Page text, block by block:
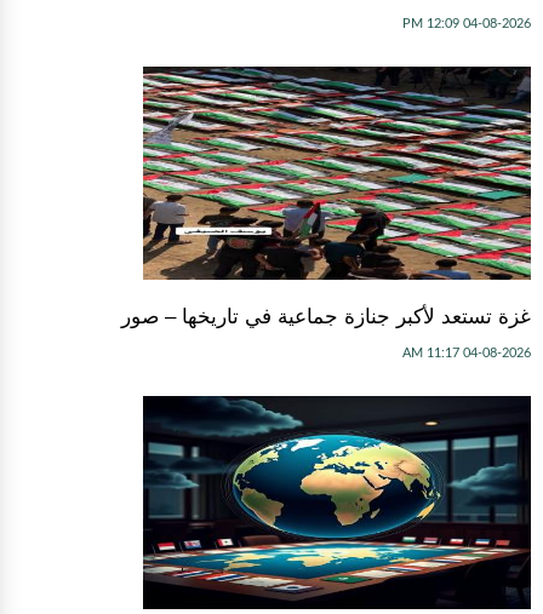
04-08-2026 12:09 PM
غزة تستعد لأكبر جنازة جماعية في تاريخها – صور
04-08-2026 11:17 AM